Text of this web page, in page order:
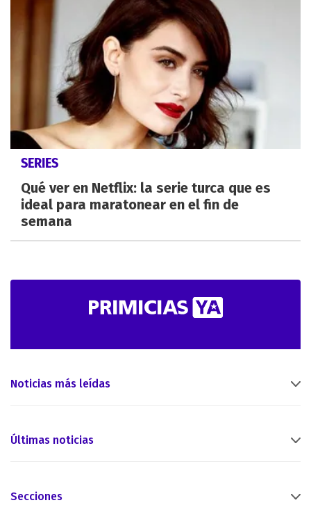
SERIES
Qué ver en Netflix: la serie turca que es
ideal para maratonear en el fin de
semana
Noticias más leídas
Últimas noticias
Secciones